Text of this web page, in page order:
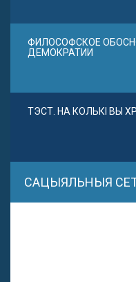
ФИЛОСОФСКОЕ
ДЕМОКРАТИИ
ТЭСТ. НА КОЛЬКІ ВЫ
САЦЫЯЛЬНЫЯ